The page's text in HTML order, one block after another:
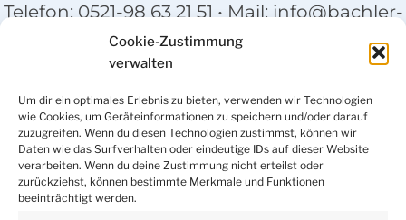
Cookie-Zustimmung
verwalten
Um dir ein optimales Erlebnis zu bieten, verwenden wir Technologien
wie Cookies, um Geräteinformationen zu speichern und/oder darauf
zuzugreifen. Wenn du diesen Technologien zustimmst, können wir
Daten wie das Surfverhalten oder eindeutige IDs auf dieser Website
verarbeiten. Wenn du deine Zustimmung nicht erteilst oder
zurückziehst, können bestimmte Merkmale und Funktionen
beeinträchtigt werden.
Telefon:0521-98 63 21 51• Mail:info@bachler-
bau.de
IHR WEG ZU UNS